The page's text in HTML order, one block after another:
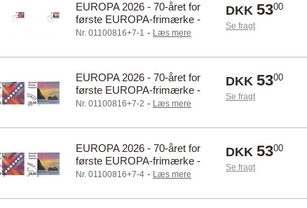
EUROPA 2026 - 70-året for
første EUROPA-frimærke -
Dagstemplet opklæbet - Sæt
Nr. 01100816+7-1 - Læs mere
DKK 5300
Se fragt
EUROPA 2026 - 70-året for
første EUROPA-frimærke -
Dagstemplet - Sæt
Nr. 01100816+7-2 - Læs mere
DKK 5300
Se fragt
EUROPA 2026 - 70-året for
første EUROPA-frimærke -
Førstedagsstemplet - Sæt
Nr. 01100816+7-4 - Læs mere
DKK 5300
Se fragt